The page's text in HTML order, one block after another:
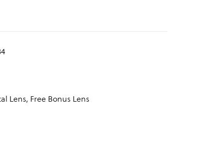
Lens, Free Bonus Lens